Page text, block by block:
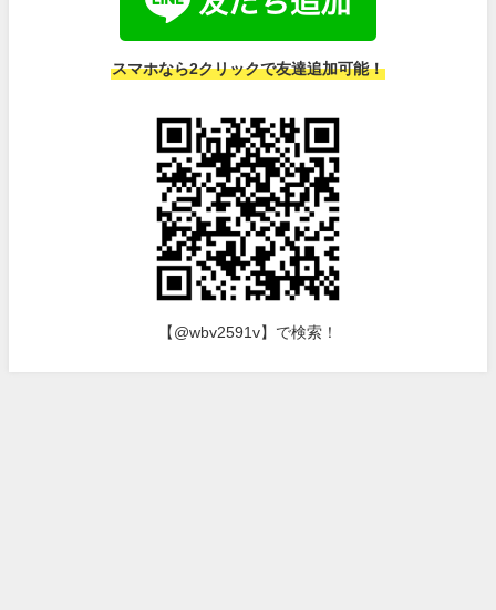
スマホなら2クリックで友達追加可能！
【@wbv2591v】で検索！